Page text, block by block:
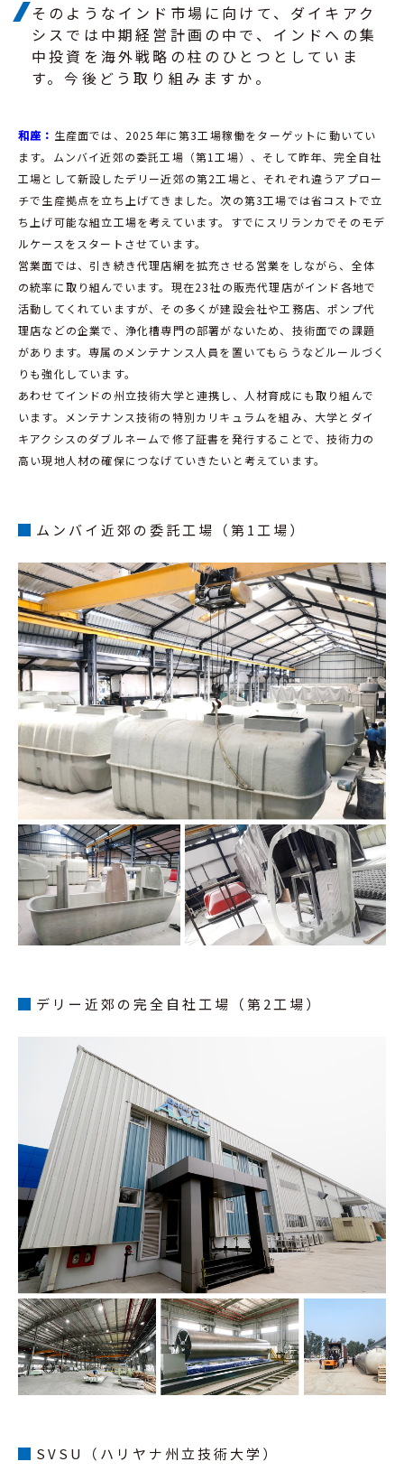
そのようなインド市場に向けて、ダイキアク
シスでは中期経営計画の中で、インドへの集
中投資を海外戦略の柱のひとつとしていま
す。今後どう取り組みますか。
和座： 生産面では、2025年に第3工場稼働をターゲットに動いてい
ます。ムンバイ近郊の委託工場（第1工場）、そして昨年、完全自社
工場として新設したデリー近郊の第2工場と、それぞれ違うアプロー
チで生産拠点を立ち上げてきました。次の第3工場では省コストで立
ち上げ可能な組立工場を考えています。すでにスリランカでそのモデ
ルケースをスタートさせています。
営業面では、引き続き代理店網を拡充させる営業をしながら、全体
の統率に取り組んでいます。現在23社の販売代理店がインド各地で
活動してくれていますが、その多くが建設会社や工務店、ポンプ代
理店などの企業で、浄化槽専門の部署がないため、技術面での課題
があります。専属のメンテナンス人員を置いてもらうなどルールづく
りも強化しています。
あわせてインドの州立技術大学と連携し、人材育成にも取り組んで
います。メンテナンス技術の特別カリキュラムを組み、大学とダイ
キアクシスのダブルネームで修了証書を発行することで、技術力の
高い現地人材の確保につなげていきたいと考えています。
ムンバイ近郊の委託工場（第1工場）
デリー近郊の完全自社工場（第2工場）
SVSU（ハリヤナ州立技術大学）